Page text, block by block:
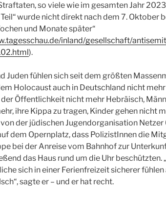
so viele wie im gesamten Jahr
wurde nicht direkt nach dem 7. Oktober
und Monate später“
inland/gesellschaft/
).
Juden fühlen sich seit dem größten
Holocaust auch in Deutschland nicht
Öffentlichkeit nicht mehr Hebräisch,
ihre Kippa zu tragen, Kinder gehen nicht
der jüdischen Jugendorganisation Netzer
dem Opernplatz, dass PolizistInnen die
bei der Anreise vom Bahnhof zur
das Haus rund um die Uhr beschützten.
sich in einer Ferienfreizeit sicherer fühlen
sagte er – und er hat recht.